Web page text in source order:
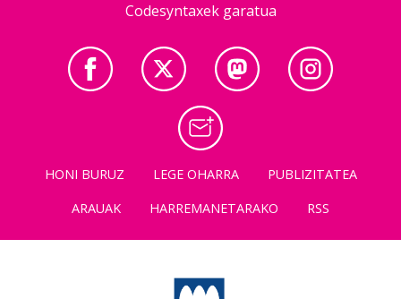
Codesyntaxek garatua
HONI BURUZ LEGE OHARRA
PUBLIZITATEA
ARAUAK
HARREMANETARAKO RSS